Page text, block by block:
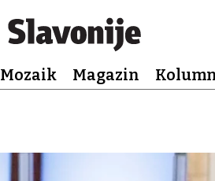
Mozaik Magazin